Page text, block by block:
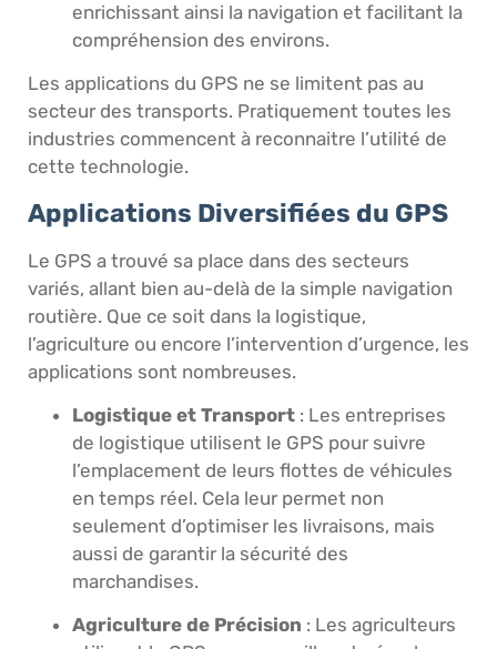
enrichissant ainsi la navigation et facilitant la
compréhension des environs.
Les applications du GPS ne se limitent pas au
secteur des transports. Pratiquement toutes les
industries commencent à reconnaitre l’utilité de
cette technologie.
Applications Diversifiées du GPS
Le GPS a trouvé sa place dans des secteurs
variés, allant bien au-delà de la simple navigation
routière. Que ce soit dans la logistique,
l’agriculture ou encore l’intervention d’urgence, les
applications sont nombreuses.
Logistique et Transport : Les entreprises
de logistique utilisent le GPS pour suivre
l’emplacement de leurs flottes de véhicules
en temps réel. Cela leur permet non
seulement d’optimiser les livraisons, mais
aussi de garantir la sécurité des
marchandises.
Agriculture de Précision : Les agriculteurs